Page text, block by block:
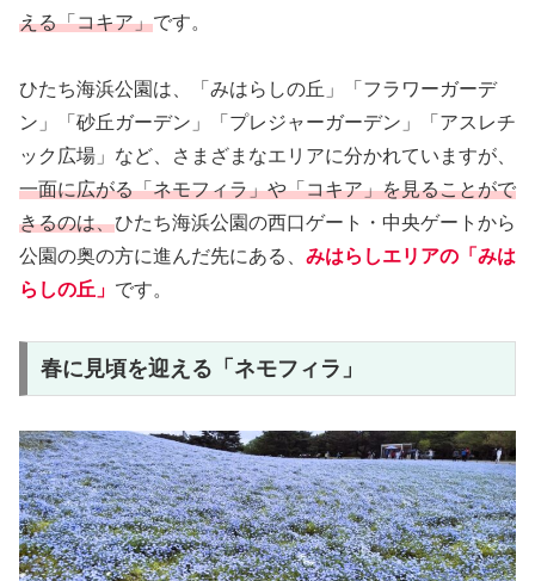
える「コキア」です。
ひたち海浜公園は、「みはらしの丘」「フラワーガーデ
ン」「砂丘ガーデン」「プレジャーガーデン」「アスレチ
ック広場」など、さまざまなエリアに分かれていますが、
一面に広がる「ネモフィラ」や「コキア」を見ることがで
きるのは、ひたち海浜公園の西口ゲート・中央ゲートから
公園の奥の方に進んだ先にある、 みはらしエリアの「みは
らしの丘」 です。
春に見頃を迎える「ネモフィラ」